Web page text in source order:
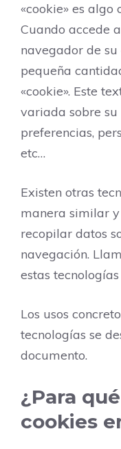
«cookie» es
Cuando accede
navegador de
pequeña
«cookie». Este
variada sobre su
preferencias,
etc…
Existen otras
manera similar
recopilar datos
navegación.
estas
Los usos
tecnologías se
documento.
¿Para
cookies